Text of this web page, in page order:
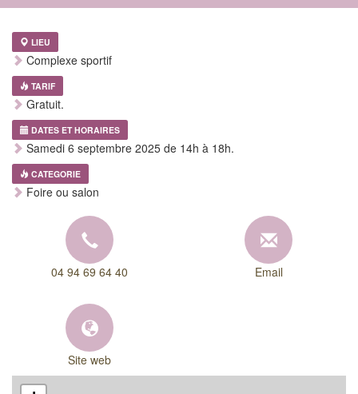
LIEU
Complexe sportif
TARIF
Gratuit.
DATES ET HORAIRES
Samedi 6 septembre 2025 de 14h à 18h.
CATEGORIE
Foire ou salon
04 94 69 64 40 Email
Site web